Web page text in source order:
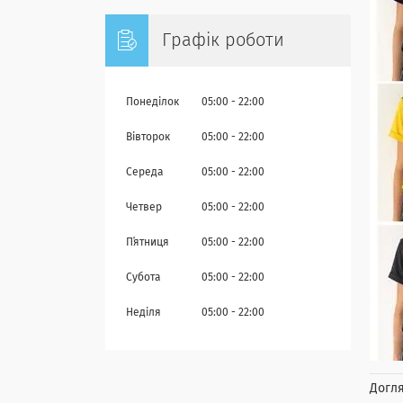
Графік роботи
Понеділок 05:00 22:00
Вівторок 05:00 22:00
Середа 05:00 22:00
Четвер 05:00 22:00
Пʼятниця 05:00 22:00
Субота 05:00 22:00
Неділя 05:00 22:00